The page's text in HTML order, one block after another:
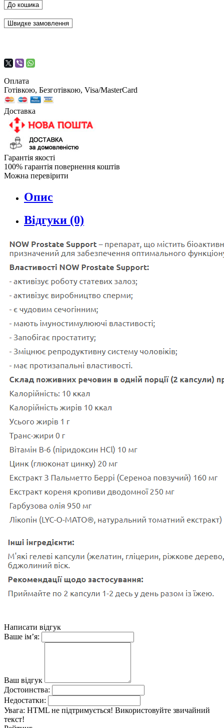
До кошика
Швидке замовлення
Оплата
Готівкою, Безготівкою, Visa/MasterCard
Доставка
Гарантія якості
100% гарантія повернення коштів
Можна перевірити
Опис
Відгуки (0)
Написати відгук
Ваше ім’я:
Ваш відгук
Достоинства:
Недостатки:
Увага: HTML не підтримується! Використовуйте звичайний
текст!